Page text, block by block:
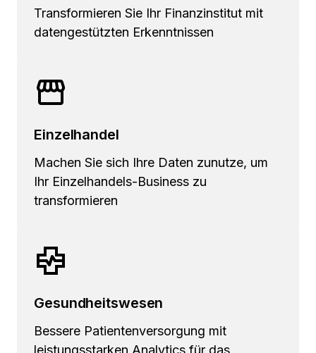
Transformieren Sie Ihr Finanzinstitut mit
datengestützten Erkenntnissen
Einzelhandel
Machen Sie sich Ihre Daten zunutze, um
Ihr Einzelhandels-Business zu
transformieren
Gesundheitswesen
Bessere Patientenversorgung mit
leistungsstarken Analytics für das